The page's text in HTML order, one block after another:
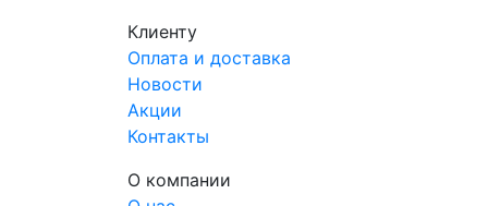
Клиенту
Оплата и доставка
Новости
Акции
Контакты
О компании